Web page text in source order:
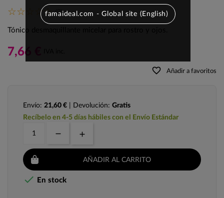
(0)
Tónico desmaquillante micelar para rostro y ojos.
7,66 €
favorite_border Añadir a favoritos
Envío: 21,60 € | Devolución: Gratis
Recíbelo en 4-5 días hábiles con el Envío Estándar
AÑADIR AL CARRITO
 En stock
famaideal.com - Global site (English)